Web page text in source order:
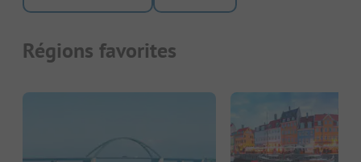
Régions favorites